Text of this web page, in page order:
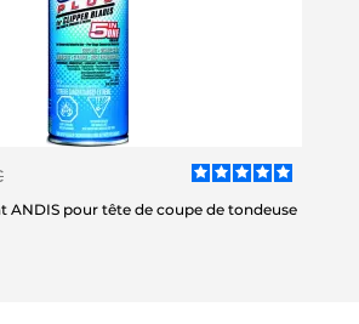
ANDIS pour tête de coupe de tondeuse